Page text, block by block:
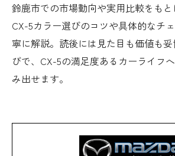
鈴鹿市での市場動向や実用比較をも
CX-5カラー選びのコツや具体的なチ
寧に解説。読後には見た目も価値も
びで、CX-5の満足度あるカーライフ
み出せます。